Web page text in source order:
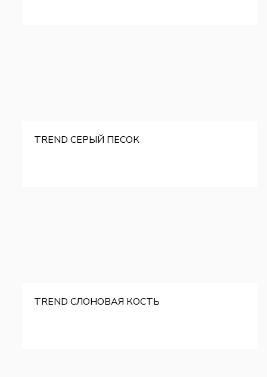
TREND СЕРЫЙ ПЕСОК
TREND СЛОНОВАЯ КОСТЬ